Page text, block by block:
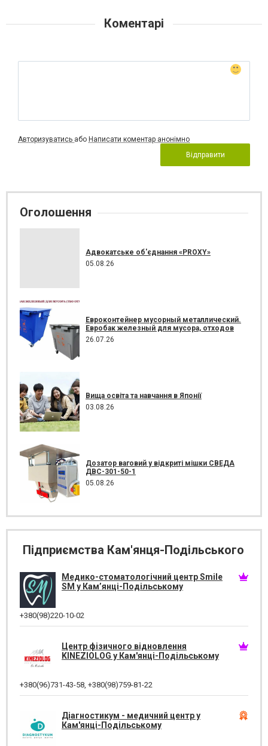
Коментарі
Авторизуватись або Написати коментар анонімно
Відправити
Оголошення
Адвокатське об'єднання «PROXY»
05.08.26
Евроконтейнер мусорный металлический.
Евробак железный для мусора, отходов
26.07.26
Вища освіта та навчання в Японії
03.08.26
Дозатор ваговий у відкриті мішки СВЕДА
ДВС-301-50-1
05.08.26
Підприємства Кам'янця-Подільського
Медико-стоматологічний центр Smile
SM у Кам’янці-Подільському
+380(98)220-10-02
Центр фізичного відновлення
KINEZIOLOG у Кам'янці-Подільському
+380(96)731-43-58 +380(98)759-81-22
Діагностикум - медичний центр у
Кам'янці-Подільському